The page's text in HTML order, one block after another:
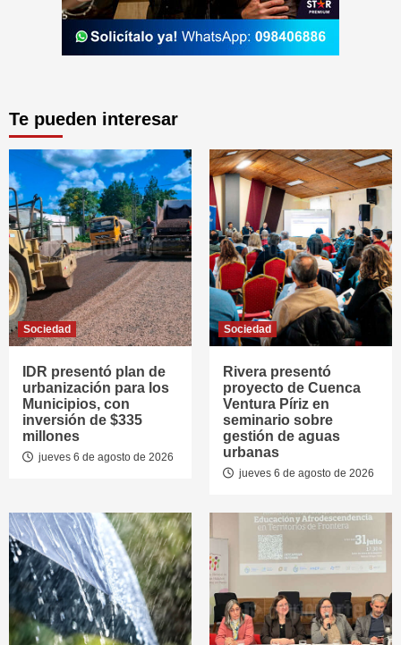
Te pueden interesar
Sociedad
IDR presentó plan de
urbanización para los
Municipios, con
inversión de $335
millones
jueves 6 de agosto de 2026
Sociedad
Rivera presentó
proyecto de Cuenca
Ventura Píriz en
seminario sobre
gestión de aguas
urbanas
jueves 6 de agosto de 2026